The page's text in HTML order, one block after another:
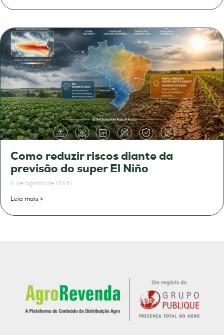
Como reduzir riscos diante da
previsão do super El Niño
6 de agosto de 2026
Leia mais »